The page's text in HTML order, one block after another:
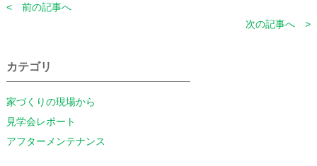
< 前の記事へ
次の記事へ >
カテゴリ
家づくりの現場から
見学会レポート
アフターメンテナンス